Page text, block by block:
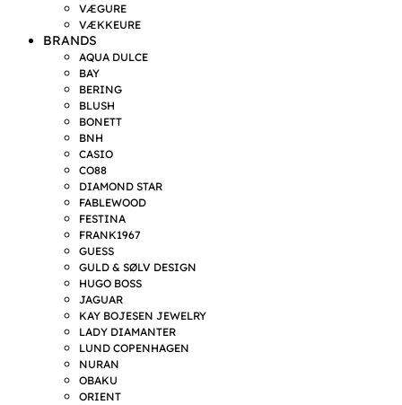
VÆGURE
VÆKKEURE
BRANDS
AQUA DULCE
BAY
BERING
BLUSH
BONETT
BNH
CASIO
CO88
DIAMOND STAR
FABLEWOOD
FESTINA
FRANK1967
GUESS
GULD & SØLV DESIGN
HUGO BOSS
JAGUAR
KAY BOJESEN JEWELRY
LADY DIAMANTER
LUND COPENHAGEN
NURAN
OBAKU
ORIENT